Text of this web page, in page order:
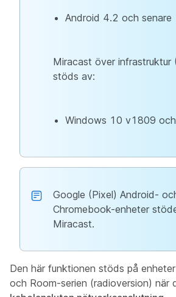
Android 4.2 och senare
Miracast över infrastruktur
stöds av:
Windows 10 v1809
Google (Pixel) Android-
Chromebook-enheter
Miracast.
Den här funktionen stöds på
och Room-serien (radioversion) när